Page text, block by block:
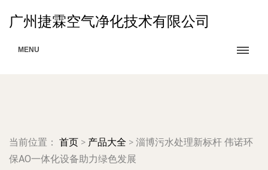
广州捷霖空气净化技术有限公司
MENU
当前位置： 首页 > 产品大全 > 淄博污水处理新标杆 伟诺环
保AO一体化设备助力绿色发展